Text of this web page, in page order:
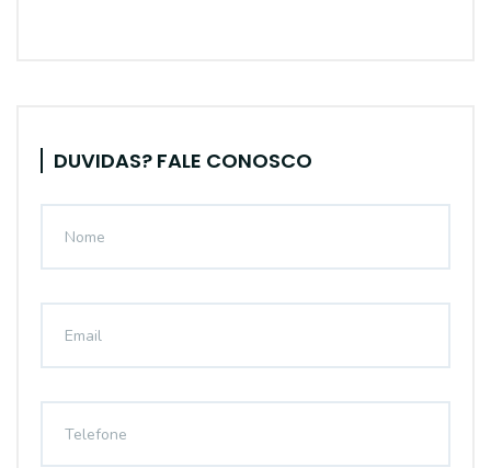
DUVIDAS? FALE CONOSCO